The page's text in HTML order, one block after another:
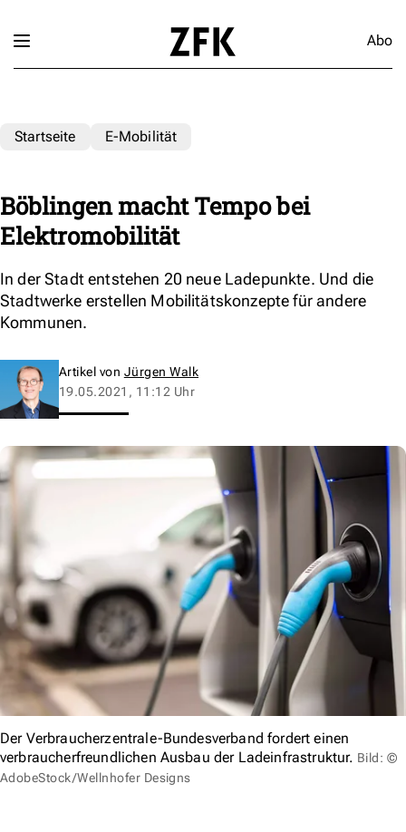
Abo
Startseite E-Mobilität
Böblingen macht Tempo bei
Elektromobilität
In der Stadt entstehen 20 neue Ladepunkte. Und die
Stadtwerke erstellen Mobilitätskonzepte für andere
Kommunen.
Artikel von Jürgen Walk
19.05.2021, 11:12 Uhr
Der Verbraucherzentrale-Bundesverband fordert einen
verbraucherfreundlichen Ausbau der Ladeinfrastruktur. Bild: ©
AdobeStock/Wellnhofer Designs